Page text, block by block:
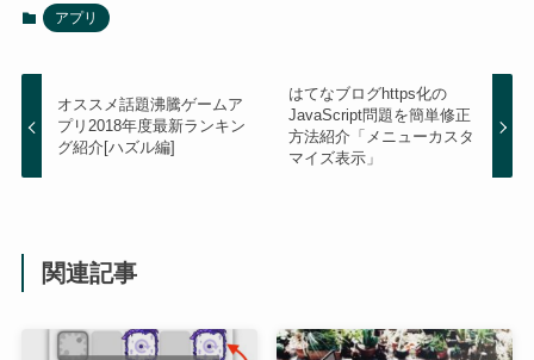
アプリ
オススメ話題沸騰ゲームア
プリ2018年度最新ランキン
グ紹介[ハズル編]
はてなブログhttps化の
JavaScript問題を簡単修正
方法紹介「メニューカスタ
マイズ表示」
関連記事